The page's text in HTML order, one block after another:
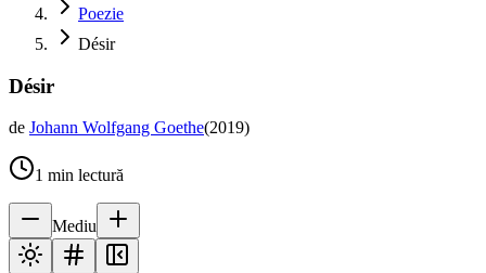
Poezie
Désir
Désir
de Johann Wolfgang Goethe(2019)
1 min lectură
Mediu